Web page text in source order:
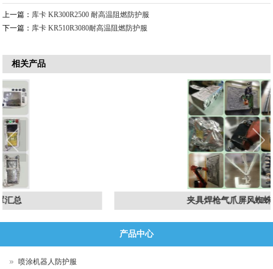
上一篇： 库卡 KR300R2500 耐高温阻燃防护服
下一篇： 库卡 KR510R3080耐高温阻燃防护服
相关产品
夹具焊枪气爪屏风蜘蛛手等汇总
产品中心
喷涂机器人防护服